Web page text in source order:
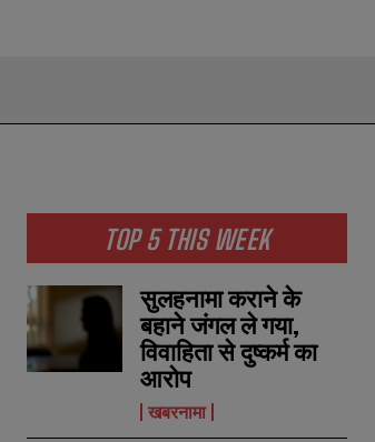
TOP 5 THIS WEEK
सुलहनामा कराने के
बहाने जंगल ले गया,
विवाहिता से दुष्कर्म का
आरोप
खबरनामा